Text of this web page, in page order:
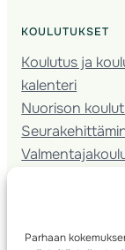
Parhaan
KOULUTUKSET
Koulutus ja
kalenteri
Nuorison
© 2025 · Suomen